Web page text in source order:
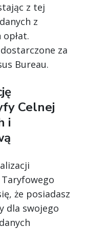
z tej
z
za
Bureau.
Celnej
i
że posiadasz
dla swojego